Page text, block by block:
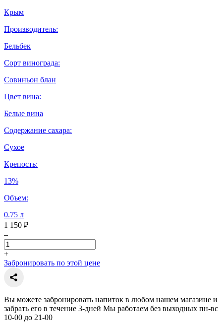
Крым
Производитель:
Бельбек
Сорт винограда:
Совиньон блан
Цвет вина:
Белые вина
Содержание сахара:
Сухое
Крепость:
13%
Объем:
0.75 л
1 150 ₽
–
+
Забронировать по этой цене
Вы можете забронировать напиток в любом нашем магазине и
забрать его в течение 3-дней Мы работаем без выходных пн-вс
10-00 до 21-00